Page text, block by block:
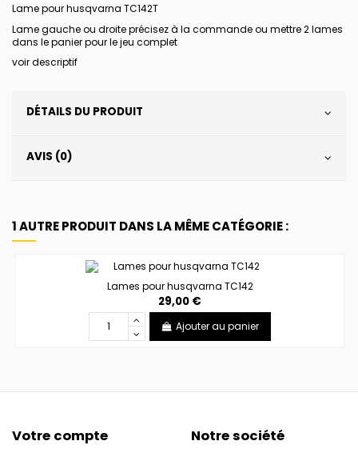
Lame pour husqvarna TC142T
Lame gauche ou droite précisez à la commande ou mettre 2 lames
dans le panier pour le jeu complet
voir descriptif
DÉTAILS DU PRODUIT
AVIS (0)
1 AUTRE PRODUIT DANS LA MÊME CATÉGORIE :
Lames pour husqvarna TC142
29,00 €
Ajouter au panier
Votre compte Notre société